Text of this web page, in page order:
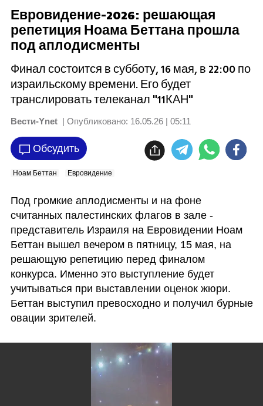
Евровидение-2026: решающая
репетиция Ноама Беттана прошла
под аплодисменты
Финал состоится в субботу, 16 мая, в 22:00 по
израильскому времени. Его будет
транслировать телеканал "11КАН"
Вести-Ynet | Опубликовано: 16.05.26 | 05:11
Обсудить
Ноам Беттан Евровидение
Под громкие аплодисменты и на фоне
считанных палестинских флагов в зале -
представитель Израиля на Евровидении Ноам
Беттан вышел вечером в пятницу, 15 мая, на
решающую репетицию перед финалом
конкурса. Именно это выступление будет
учитываться при выставлении оценок жюри.
Беттан выступил превосходно и получил бурные
овации зрителей.